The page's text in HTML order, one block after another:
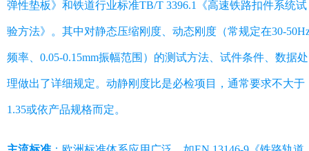
弹性垫板》和铁道行业标准TB/T 3396.1《高速铁路扣件系统试
验方法》。其中对静态压缩刚度、动态刚度（常规定在30-
频率、0.05-0.15mm振幅范围）的测试方法、试件条件、数据处
理做出了详细规定。动静刚度比是必检项目，通常要求不大于
1.35或依产品规格而定。